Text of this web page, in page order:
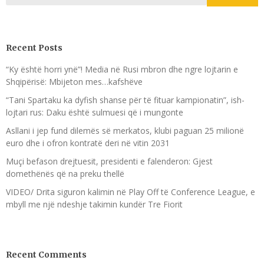
Recent Posts
“Ky është horri ynë”! Media në Rusi mbron dhe ngre lojtarin e
Shqipërisë: Mbijeton mes…kafshëve
“Tani Spartaku ka dyfish shanse për të fituar kampionatin”, ish-
lojtari rus: Daku është sulmuesi që i mungonte
Asllani i jep fund dilemës së merkatos, klubi paguan 25 milionë
euro dhe i ofron kontratë deri në vitin 2031
Muçi befason drejtuesit, presidenti e falenderon: Gjest
domethënës që na preku thellë
VIDEO/ Drita siguron kalimin në Play Off të Conference League, e
mbyll me një ndeshje takimin kundër Tre Fiorit
Recent Comments